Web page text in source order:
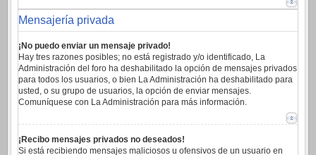
Mensajería privada
¡No puedo enviar un mensaje privado!
Hay tres razones posibles; no está registrado y/o identificado, La
Administración del foro ha deshabilitado la opción de mensajes privados
para todos los usuarios, o bien La Administración ha deshabilitado para
usted, o su grupo de usuarios, la opción de enviar mensajes.
Comuníquese con La Administración para más información.
¡Recibo mensajes privados no deseados!
Si está recibiendo mensajes maliciosos u ofensivos de un usuario en